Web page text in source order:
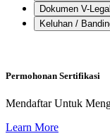
Dokumen V-Legal
Keluhan /
Permohonan Sertifikasi
Mendaftar Untuk
Learn More